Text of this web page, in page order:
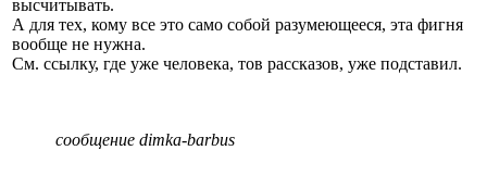
высчитывать.
А для тех, кому все это само собой разумеющееся, эта фигня
вообще не нужна.
См. ссылку, где уже человека, тов рассказов, уже подставил.
сообщение dimka-barbus